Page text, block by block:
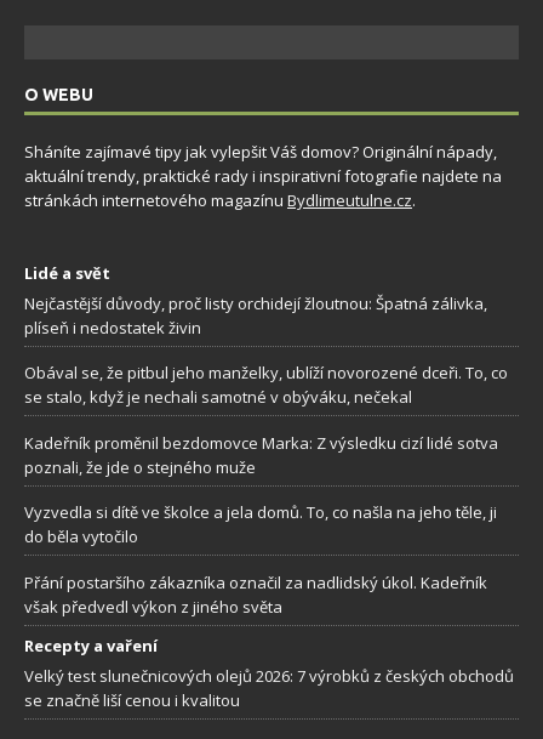
O WEBU
Sháníte zajímavé tipy jak vylepšit Váš domov? Originální nápady,
aktuální trendy, praktické rady i inspirativní fotografie najdete na
stránkách internetového magazínu Bydlimeutulne.cz.
Lidé a svět
Nejčastější důvody, proč listy orchidejí žloutnou: Špatná zálivka,
plíseň i nedostatek živin
Obával se, že pitbul jeho manželky, ublíží novorozené dceři. To, co
se stalo, když je nechali samotné v obýváku, nečekal
Kadeřník proměnil bezdomovce Marka: Z výsledku cizí lidé sotva
poznali, že jde o stejného muže
Vyzvedla si dítě ve školce a jela domů. To, co našla na jeho těle, ji
do běla vytočilo
Přání postaršího zákazníka označil za nadlidský úkol. Kadeřník
však předvedl výkon z jiného světa
Recepty a vaření
Velký test slunečnicových olejů 2026: 7 výrobků z českých obchodů
se značně liší cenou i kvalitou